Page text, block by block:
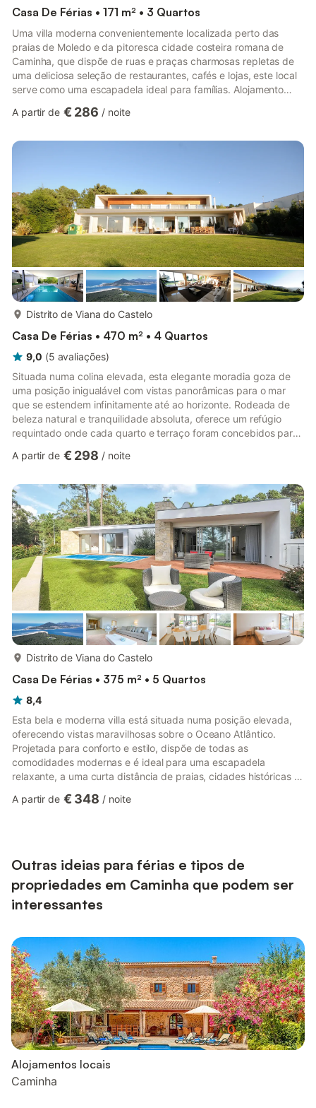
Casa De Férias • 171 m² • 3 Quartos
Uma villa moderna convenientemente localizada perto das
praias de Moledo e da pitoresca cidade costeira romana de
Caminha, que dispõe de ruas e praças charmosas repletas de
uma deliciosa seleção de restaurantes, cafés e lojas, este local
serve como uma escapadela ideal para famílias. Alojamento
com assentos confortáveis, televisão por cabo e internet Wi-Fi.
totalmente equipada. Portas grandes que abrem para a área de
A partir de € 286 / noite
Distrito de Viana do Castelo
Casa De Férias • 470 m² • 4 Quartos
9,0 (5 avaliações)
Situada numa colina elevada, esta elegante moradia goza de
uma posição inigualável com vistas panorâmicas para o mar
que se estendem infinitamente até ao horizonte. Rodeada de
beleza natural e tranquilidade absoluta, oferece um refúgio
requintado onde cada quarto e terraço foram concebidos para
Alojamento Piso Inferior Entre numa área de estar e jantar
conforto do interior com o encanto do exterior. Este espaço
lindamente concebido abre-se diretamente para um terraço
pavimentado e p...
A partir de € 298 / noite
Distrito de Viana do Castelo
Casa De Férias • 375 m² • 5 Quartos
8,4
Esta bela e moderna villa está situada numa posição elevada,
oferecendo vistas maravilhosas sobre o Oceano Atlântico.
Projetada para conforto e estilo, dispõe de todas as
comodidades modernas e é ideal para uma escapadela
relaxante, a uma curta distância de praias, cidades históricas e
estar e de jantar em plano aberto liga os espaços interiores e
co...
A partir de € 348 / noite
Outras ideias para férias e tipos de
propriedades em Caminha que podem ser
interessantes
Alojamentos locais
Caminha